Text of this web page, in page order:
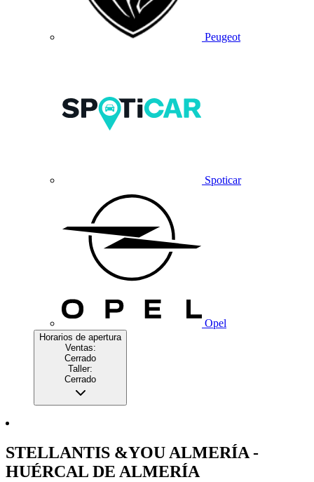
Peugeot
Spoticar
Opel
Horarios de apertura
Ventas:
Cerrado
Taller:
Cerrado
STELLANTIS &YOU ALMERÍA -
HUÉRCAL DE ALMERÍA